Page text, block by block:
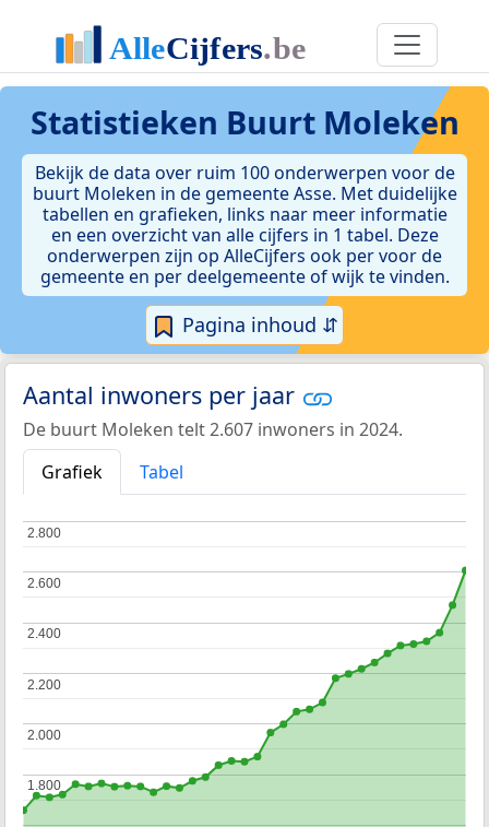
Statistieken Buurt Moleken
Bekijk de data over ruim 100 onderwerpen voor de
buurt Moleken in de gemeente Asse. Met duidelijke
tabellen en grafieken, links naar meer informatie
en een overzicht van alle cijfers in 1 tabel. Deze
onderwerpen zijn op AlleCijfers ook per voor de
gemeente en per deelgemeente of wijk te vinden.
Pagina inhoud ⇵
Aantal inwoners per jaar
De buurt Moleken telt 2.607 inwoners in 2024.
Grafiek
Tabel
1.800
1.800
2.000
2.000
2.200
2.200
2.400
2.400
2.600
2.600
2.800
2.800